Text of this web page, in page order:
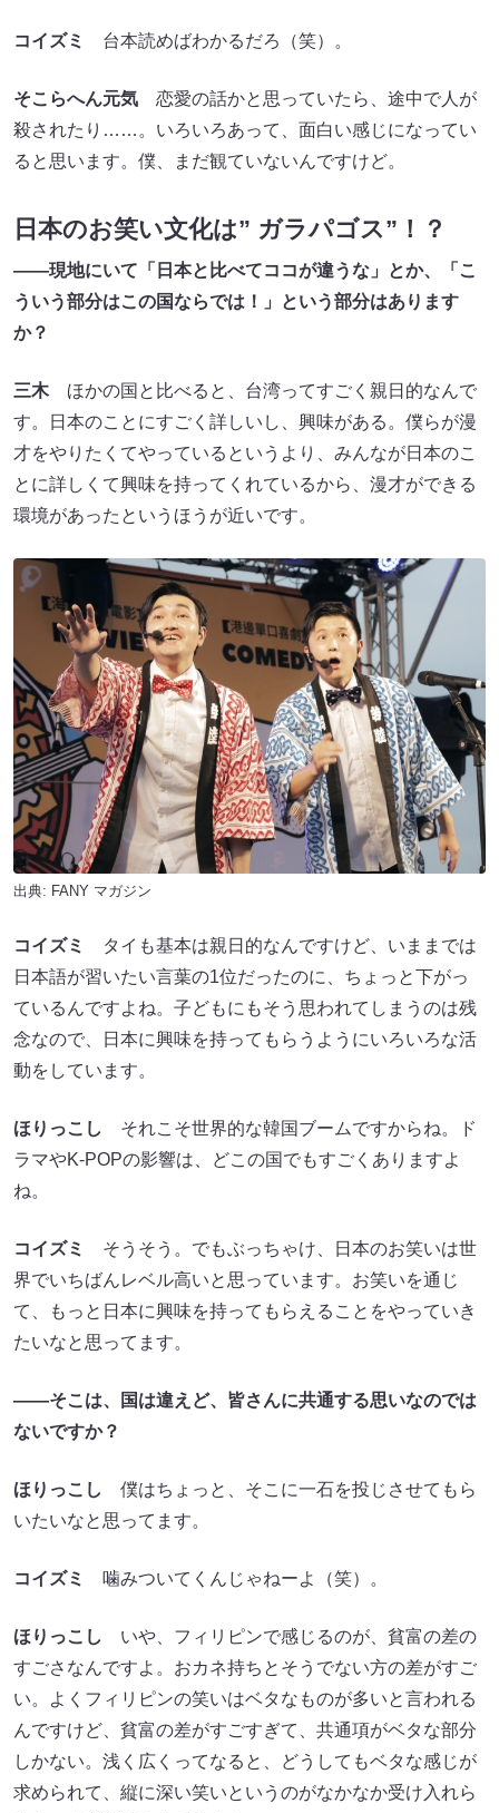
コイズミ 台本読めばわかるだろ（笑）。
そこらへん元気 恋愛の話かと思っていたら、途中で人が
殺されたり……。いろいろあって、面白い感じになってい
ると思います。僕、まだ観ていないんですけど。
日本のお笑い文化は” ガラパゴス”！？
――現地にいて「日本と比べてココが違うな」とか、「こ
ういう部分はこの国ならでは！」という部分はあります
か？
三木ほかの国と比べると、台湾ってすごく親日的なんで
す。日本のことにすごく詳しいし、興味がある。僕らが漫
才をやりたくてやっているというより、みんなが日本のこ
とに詳しくて興味を持ってくれているから、漫才ができる
環境があったというほうが近いです。
出典: FANY マガジン
コイズミ
タイも基本は親日的なんですけど、いままでは
日本語が習いたい言葉の1位だったのに、ちょっと下がっ
ているんですよね。子どもにもそう思われてしまうのは残
念なので、日本に興味を持ってもらうようにいろいろな活
動をしています。
ほりっこし
それこそ世界的な韓国ブームですからね。ド
ラマやK-POPの影響は、どこの国でもすごくありますよ
ね。
コイズミ
そうそう。でもぶっちゃけ、日本のお笑いは世
界でいちばんレベル高いと思っています。お笑いを通じ
て、もっと日本に興味を持ってもらえることをやっていき
たいなと思ってます。
――そこは、国は違えど、皆さんに共通する思いなのでは
ないですか？
ほりっこし
僕はちょっと、そこに一石を投じさせてもら
いたいなと思ってます。
コイズミ 噛みついてくんじゃねーよ（笑）。
ほりっこし
いや、フィリピンで感じるのが、貧富の差の
すごさなんですよ。おカネ持ちとそうでない方の差がすご
い。よくフィリピンの笑いはベタなものが多いと言われる
んですけど、貧富の差がすごすぎて、共通項がベタな部分
しかない。浅く広くってなると、どうしてもベタな感じが
求められて、縦に深い笑いというのがなかなか受け入れら